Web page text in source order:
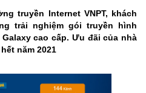
truyền Internet VNPT, khách
trải nghiệm gói truyền hình
cao cấp. Ưu đãi của nhà
năm 2021